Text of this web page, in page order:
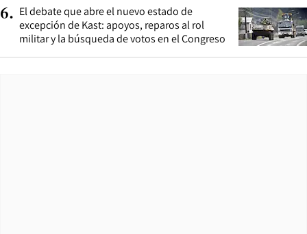
6. El debate que abre el nuevo estado de
excepción de Kast: apoyos, reparos al rol
militar y la búsqueda de votos en el Congreso